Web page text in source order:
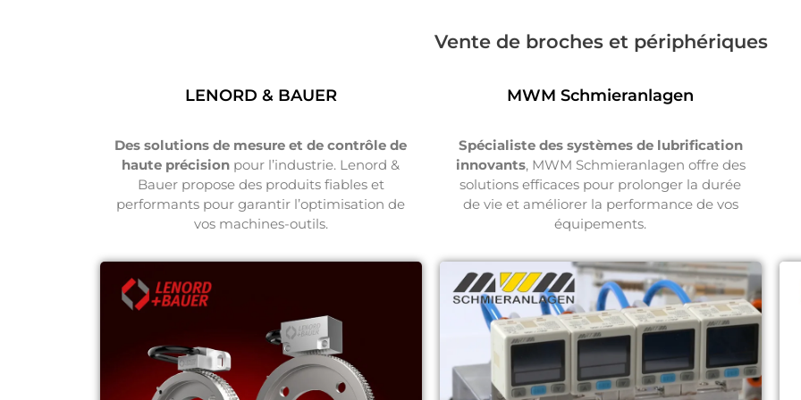
Vente de broches et périphériques
LENORD & BAUER
Des solutions de mesure et de contrôle de
haute précision pour l’industrie. Lenord &
Bauer propose des produits fiables et
performants pour garantir l’optimisation de
vos machines-outils.
MWM Schmieranlagen
Spécialiste des systèmes de lubrification
innovants, MWM Schmieranlagen offre des
solutions efficaces pour prolonger la durée
de vie et améliorer la performance de vos
équipements.